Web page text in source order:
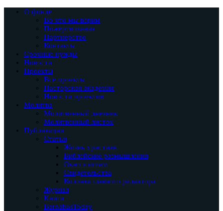
О фонде
Во что мы верим
Пожертвования
Партнерство
Контакты
Срочные нужды
Новости
Проекты
Все проекты
Пасторская академия
Новости проектов
Молитва
Молитвенный дневник
Молитвенный листок
Публикации
Статьи
Жизнь христиан
Библейские размышления
Окно в ислам
Свидетельства
Колонка главного редактора
Журнал
Книги
BarnabasToday